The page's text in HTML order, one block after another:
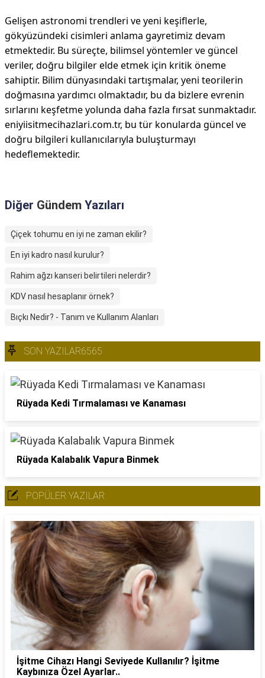
Gelişen astronomi trendleri ve yeni keşiflerle,
gökyüzündeki cisimleri anlama gayretimiz devam
etmektedir. Bu süreçte, bilimsel yöntemler ve güncel
veriler, doğru bilgiler elde etmek için kritik öneme
sahiptir. Bilim dünyasındaki tartışmalar, yeni teorilerin
doğmasına yardımcı olmaktadır, bu da bizlere evrenin
sırlarını keşfetme yolunda daha fazla fırsat sunmaktadır.
eniyiisitmecihazlari.com.tr, bu tür konularda güncel ve
doğru bilgileri kullanıcılarıyla buluşturmayı
hedeflemektedir.
Diğer Gündem Yazıları
Çiçek tohumu en iyi ne zaman ekilir?
En iyi kadro nasıl kurulur?
Rahim ağzı kanseri belirtileri nelerdir?
KDV nasıl hesaplanır örnek?
Bıçkı Nedir? - Tanım ve Kullanım Alanları
SON YAZILAR6565
Rüyada Kedi Tırmalaması ve Kanaması
Rüyada Kalabalık Vapura Binmek
POPÜLER YAZILAR
İşitme Cihazı Hangi Seviyede Kullanılır? İşitme
Kaybınıza Özel Ayarlar..